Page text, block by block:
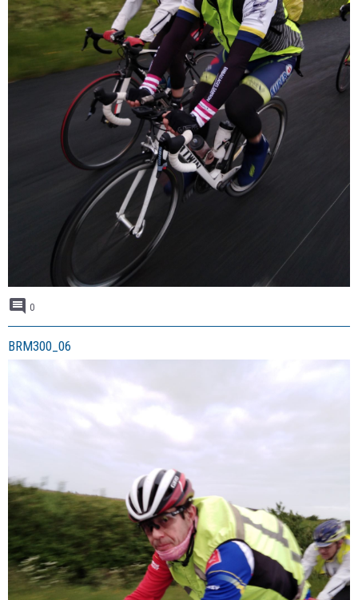
0
BRM300_06